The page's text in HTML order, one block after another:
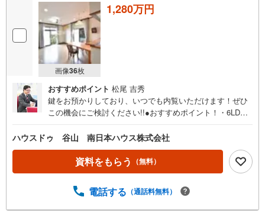
画像36枚
1,280万円
おすすめポイント 松尾 吉秀
鍵をお預かりしており、いつでも内覧いただけます！ぜひ
この機会にご検討ください!!●おすすめポイント！・6LDK
た日当たりの良い角地・明るく開放的な吹抜け玄関・日当
たりの良い南庭・ハイルーフ車対応のカーポート・建物・
室内状態良好●主な周辺環境・丹波小学校まで1900m（徒歩
24分）・南指宿中学校まで1800m（徒歩23分）・JR指宿駅
50m・コスモス市役所前店まで1100m
ハウスドゥ 谷山 南日本ハウス株式会社
資料をもらう （無料）
電話する （通話料無料）